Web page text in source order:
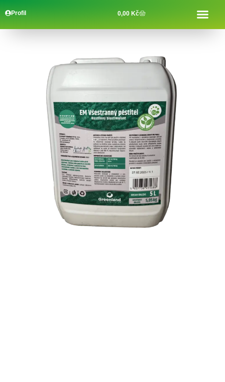
0,00 Kč
Profil